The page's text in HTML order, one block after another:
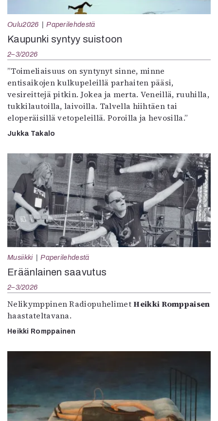
Oulu2026 Paperilehdestä
Kaupunki syntyy suistoon
2–3/2026
”Toimeliaisuus on syntynyt sinne, minne
entisaikojen kulkupeleillä parhaiten pääsi,
vesireittejä pitkin. Jokea ja merta. Veneillä, ruuhilla,
tukkilautoilla, laivoilla. Talvella hiihtäen tai
eloperäisillä vetopeleillä. Poroilla ja hevosilla.”
Jukka Takalo
Musiikki Paperilehdestä
Eräänlainen saavutus
2–3/2026
Nelikymppinen RadiopuhelimetHeikki Romppaisen
haastateltavana.
Heikki Romppainen